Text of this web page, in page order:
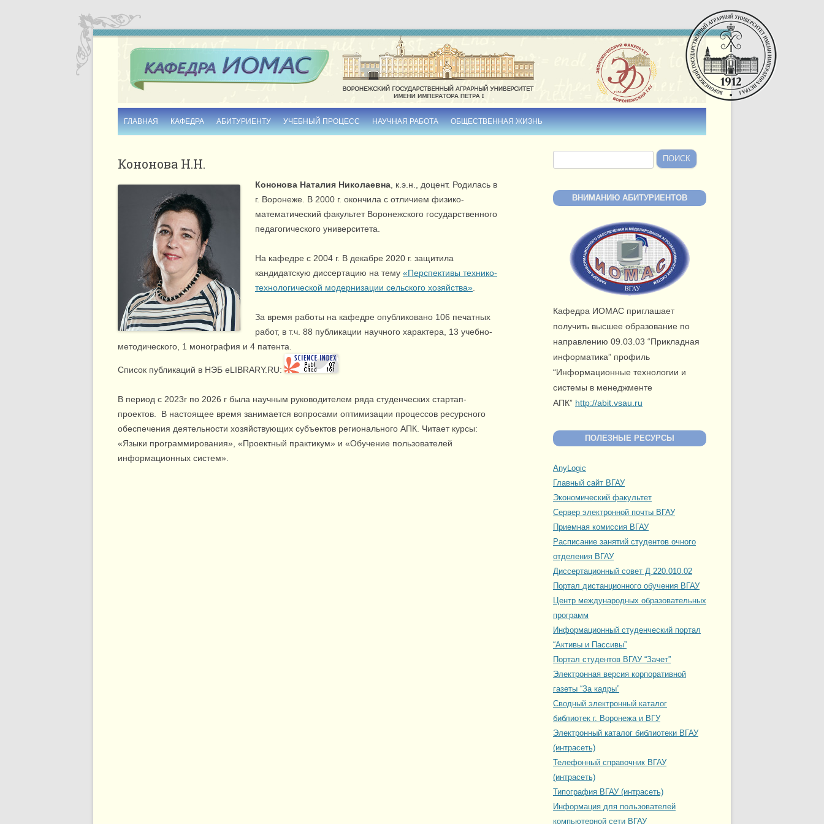
Skip to content
ГЛАВНАЯ КАФЕДРА
ИНФОРМАЦИОННЫЕ БУКЛЕТЫ
КОНТАКТЫ
АБИТУРИЕНТУ УЧЕБНЫЙ ПРОЦЕСС
ТЕМЫ ВЫПУСКНЫХ
КВАЛИФИКАЦИОННЫХ РАБОТ
НАУЧНАЯ РАБОТА
СБОРНИКИ НАУЧНЫХ ТРУДОВ
ОБЩЕСТВЕННАЯ ЖИЗНЬ
Кононова Н.Н.
Кононова Наталия Николаевна , к.э.н., доцент. Родилась в
г. Воронеже. В 2000 г. окончила с отличием физико-
математический факультет Воронежского государственного
педагогического университета.
На кафедре с 2004 г. В декабре 2020 г. защитила
кандидатскую диссертацию на тему «Перспективы технико-
технологической модернизации сельского хозяйства»
За время работы на кафедре опубликовано 106 печатных
работ, в т.ч. 88 публикации научного характера, 13 учебно-
методического, 1 монография и 4 патента.
Список публикаций в НЭБ eLIBRARY.RU:
В период с 2023г по 2026 г была научным руководителем ряда студенческих стартап-
проектов. В настоящее время занимается вопросами оптимизации процессов ресурсного
обеспечения деятельности хозяйствующих субъектов регионального АПК. Читает курсы:
«Языки программирования», «Проектный практикум» и «Обучение пользователей
информационных систем».
ВНИМАНИЮ АБИТУРИЕНТОВ
Кафедра ИОМАС приглашает
получить высшее образование по
направлению 09.03.03 “Прикладная
информатика” профиль
“Информационные технологии и
системы в менеджменте
АПК” http://abit.vsau.ru
ПОЛЕЗНЫЕ РЕСУРСЫ
AnyLogic
Главный сайт ВГАУ
Экономический факультет
Сервер электронной почты ВГАУ
Приемная комиссия ВГАУ
Расписание занятий студентов очного
отделения ВГАУ
Диссертационный совет Д 220.010.02
Портал дистанционного обучения ВГАУ
Центр международных образовательных
программ
Информационный студенческий портал
“Активы и Пассивы”
Портал студентов ВГАУ “Зачет”
Электронная версия корпоративной
газеты “За кадры”
Сводный электронный каталог
библиотек г. Воронежа и ВГУ
Электронный каталог библиотеки ВГАУ
(интрасеть)
Телефонный справочник ВГАУ
(интрасеть)
Типография ВГАУ (интрасеть)
Информация для пользователей
компьютерной сети ВГАУ